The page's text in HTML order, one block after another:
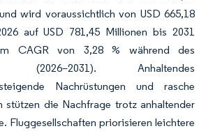
wird voraussichtlich von USD 665,18
auf USD 781,45 Millionen bis 2031
CAGR von 3,28 % während des
(2026–2031). Anhaltendes
Nachrüstungen und rasche
stützen die Nachfrage trotz anhaltender
Fluggesellschaften priorisieren leichtere